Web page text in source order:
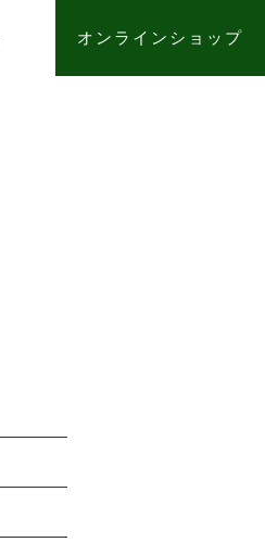
オンラインショップ